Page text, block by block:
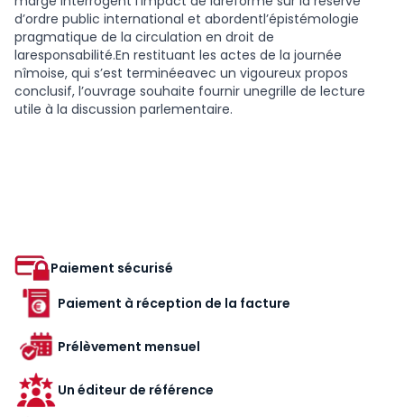
d’ordre public international et abordentl’épistémologie
pragmatique de la circulation en droit de
laresponsabilité.En restituant les actes de la journée
nîmoise, qui s’est terminéeavec un vigoureux propos
conclusif, l’ouvrage souhaite fournir unegrille de lecture
utile à la discussion parlementaire.
Paiement sécurisé
Paiement à réception de la facture
Prélèvement mensuel
Un éditeur de référence